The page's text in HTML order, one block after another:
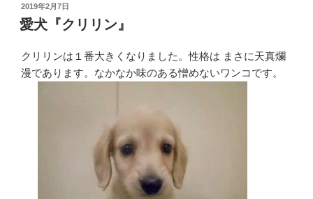
投
稿
日:
2019年2月7日
愛犬『クリリン』
クリリンは１番大きくなりました。性格は まさに天真爛
漫であります。なかなか味のある憎めないワンコです。